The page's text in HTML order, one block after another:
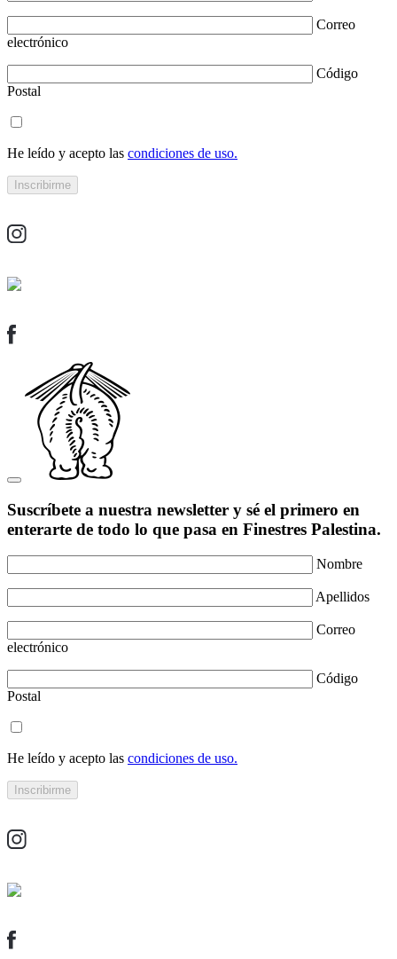
Correo
electrónico
Código
Postal
He leído y acepto las condiciones de uso.
Suscríbete a nuestra newsletter y sé el primero en
enterarte de todo lo que pasa en Finestres Palestina.
Nombre
Apellidos
Correo
electrónico
Código
Postal
He leído y acepto las condiciones de uso.